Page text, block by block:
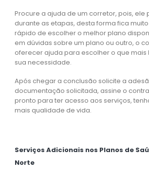
Procure a ajuda de um corretor, pois, ele
durante as etapas, desta forma fica
rápido de escolher o melhor plano
em dúvidas sobre um plano ou outro, o
oferecer ajuda para escolher o que mais
sua necessidade.
Após chegar a conclusão solicite a
documentação solicitada, assine o
pronto para ter acesso aos serviços,
mais qualidade de vida.
Serviços Adicionais nos Planos de
Norte